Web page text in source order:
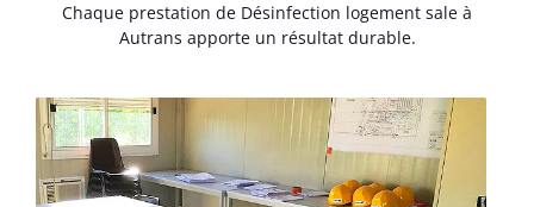
Chaque prestation de Désinfection logement sale à
Autrans apporte un résultat durable.